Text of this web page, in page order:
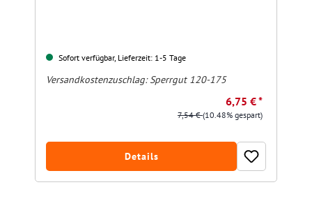
Sofort verfügbar, Lieferzeit: 1-5 Tage
Versandkostenzuschlag:Sperrgut 120-175
6,75 € *
7,54 €(10.48% gespart)
Details